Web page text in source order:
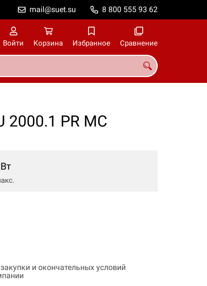
8 800 555 93 62
mail@suet.su
Войти Корзина Избранное Сравнение
2000.1 PR MC
и окончательных условий